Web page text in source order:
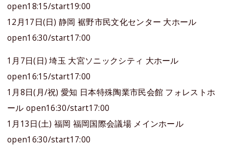
open18:15/start19:00
12月17日(日) 静岡 裾野市民文化センター 大ホール
open16:30/start17:00
1月7日(日) 埼玉 大宮ソニックシティ 大ホール
open16:15/start17:00
1月8日(月/祝) 愛知 日本特殊陶業市民会館 フォレストホ
ール open16:30/start17:00
1月13日(土) 福岡 福岡国際会議場 メインホール
open16:30/start17:00